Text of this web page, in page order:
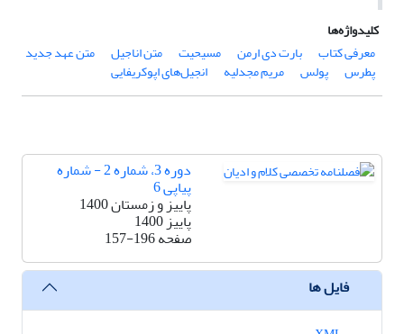
کلیدواژه‌ها
معرفی کتاب
بارت دی ارمن مسیحیت متن اناجیل متن عهد جدید
پطرس پولس مریم مجدلیه انجیل‌های اپوکریفایی
دوره 3، شماره 2 - شماره
پیاپی 6
پاییز و زمستان 1400
پاییز 1400
صفحه157-196
فایل ها